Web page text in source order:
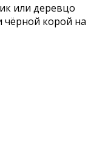
или деревцо
чёрной корой на